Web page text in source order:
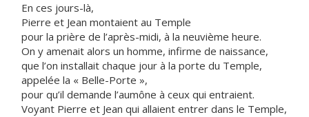
En ces jours-là,
Pierre et Jean montaient au Temple
pour la prière de l’après-midi, à la neuvième heure.
On y amenait alors un homme, infirme de naissance,
que l’on installait chaque jour à la porte du Temple,
appelée la « Belle-Porte »,
pour qu’il demande l’aumône à ceux qui entraient.
Voyant Pierre et Jean qui allaient entrer dans le Temple,